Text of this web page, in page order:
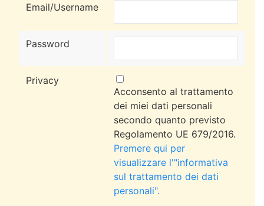
Email/Username
Password
Privacy
Acconsento al trattamento
dei miei dati personali
secondo quanto previsto
Regolamento UE 679/2016.
Premere qui per
visualizzare l'"informativa
sul trattamento dei dati
personali".